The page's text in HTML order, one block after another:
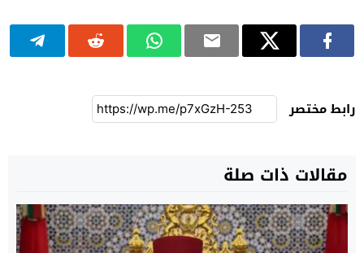
رابط مختصر
مقالات ذات صلة